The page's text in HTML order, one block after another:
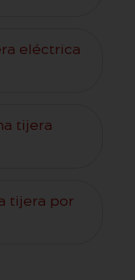
eléctrica
tijera
tijera por